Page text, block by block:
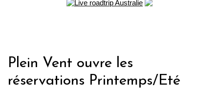
Plein Vent ouvre les
réservations Printemps/Eté